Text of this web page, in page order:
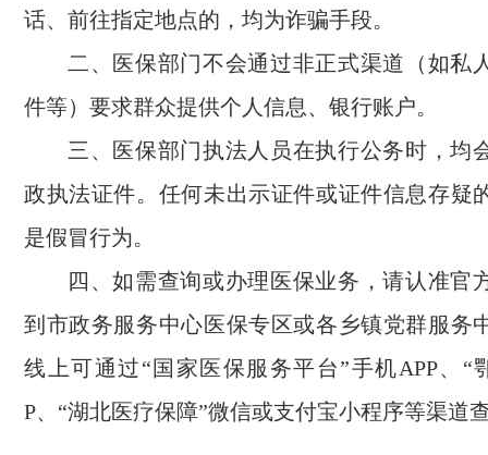
话、前往指定地点的，均为诈骗手段。
二、医保部门不会通过非正式渠道（如私
件等）要求群众提供个人信息、银行账户。
三、医保部门执法人员在执行公务时，均
政执法证件。任何未出示证件或证件信息存疑
是假冒行为。
四、如需查询或办理医保业务，请认准官
到市政务服务中心医保专区或各乡镇党群服务
线上可通过“国家医保服务平台”手机APP、“
P、“湖北医疗保障”微信或支付宝小程序等渠道